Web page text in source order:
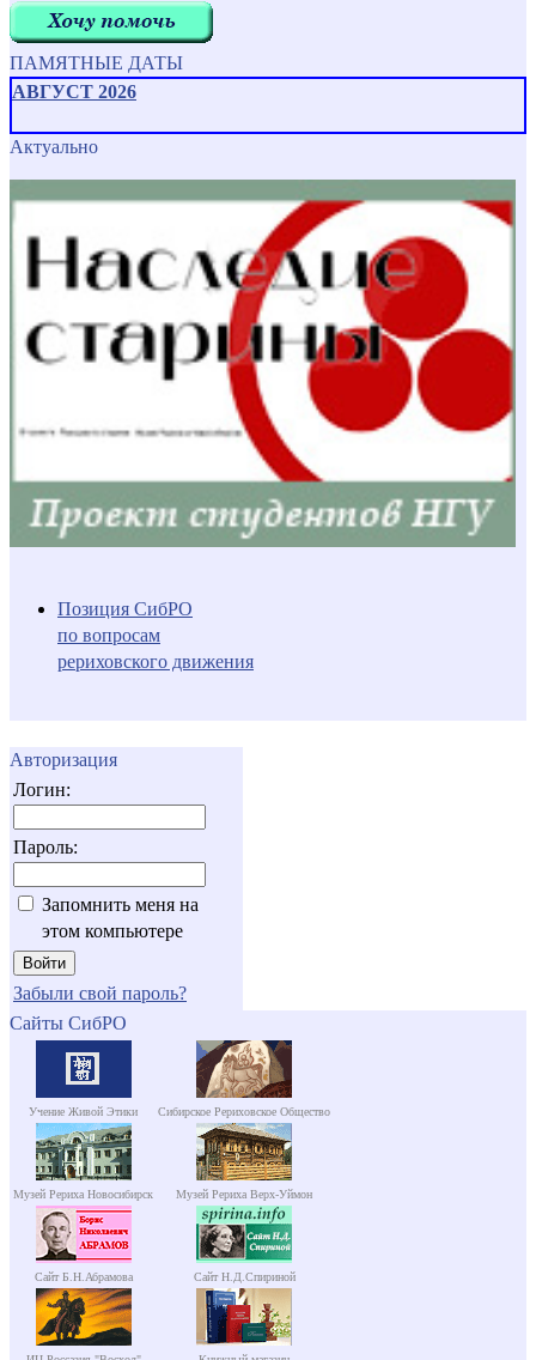
ПАМЯТНЫЕ ДАТЫ
АВГУСТ 2026
Актуально
Позиция СибРО
по вопросам
рериховского движения
Авторизация
Логин:
Пароль:
Запомнить меня на
этом компьютере
Забыли свой пароль?
Сайты СибРО
Учение Живой Этики Сибирское Рериховское Общество
Музей Рериха Новосибирск Музей Рериха Верх-Уймон
Сайт Б.Н.Абрамова Сайт Н.Д.Спириной